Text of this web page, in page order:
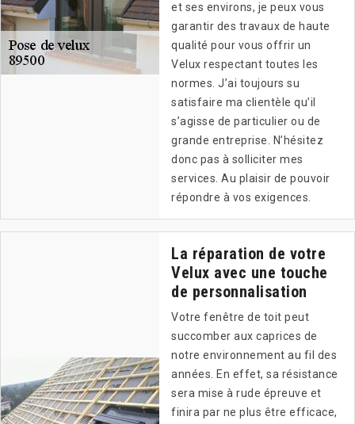
et ses environs, je peux vous
garantir des travaux de haute
qualité pour vous offrir un
Velux respectant toutes les
normes. J’ai toujours su
satisfaire ma clientèle qu’il
s’agisse de particulier ou de
grande entreprise. N’hésitez
donc pas à solliciter mes
services. Au plaisir de pouvoir
répondre à vos exigences.
La réparation de votre
Velux avec une touche
de personnalisation
Votre fenêtre de toit peut
succomber aux caprices de
notre environnement au fil des
années. En effet, sa résistance
sera mise à rude épreuve et
finira par ne plus être efficace,